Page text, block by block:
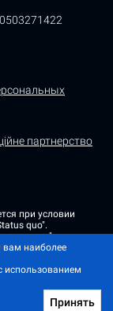
партнерство
при условии
quo".
релизы"
содержащие
либо
вам наиболее
использованием
Принять